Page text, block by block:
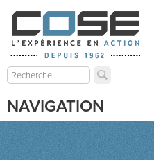
NAVIGATION